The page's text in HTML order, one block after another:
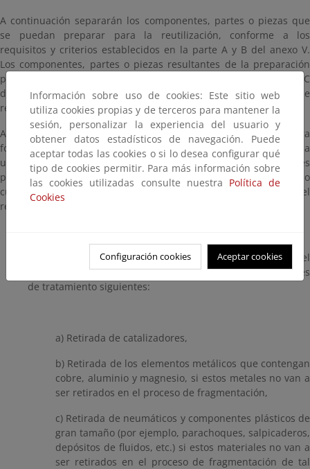
A continuación separarán los componentes, partes o piezas que
se puedan preparar para la reutilización, conforme a los
requisitos y criterios establecidos en la parte A y B del anexo V.
Los componentes, partes o piezas resultantes de la preparación
para la reutilización, con el certificado mencionado en la parte C
del anexo V del Real Decreto, no tendrán la consideración de
residuos
Así mismo, los CAT realizarán las operaciones de tratamiento para
fomentar el reciclado, establecidas en el anexo IV.2 y entregarán a
un gestor autorizado todos los materiales, piezas y componentes
procedentes de estas operaciones de tratamiento, priorizando
cuando sea viable desde el punto de vista medioambiental el
reciclado frente a otras formas de valorización:
2. Para fomentar la preparación para la reutilización y el
reciclado, se realizarán todas y cada una de las operaciones
de tratamiento siguientes:
a) Retirada de catalizadores,
b) Retirada de los elementos metálicos que contengan
cobre, aluminio y magnesio, si estos metales no van a
ser retirados en el proceso de fragmentación,
c) Retirada de neumáticos y componentes plásticos de
gran tamaño (por ejemplo, parachoques, salpicaderos,
depósitos de fluidos, etc.) si estos materiales no van a
ser retirados en el proceso de fragmentación de tal
Información sobre uso de cookies: Este sitio web
utiliza cookies propias y de terceros para mantener la
sesión, personalizar la experiencia del usuario y
obtener datos estadísticos de navegación. Puede
aceptar todas las cookies o si lo desea configurar qué
tipo de cookies permitir. Para más información sobre
las cookies utilizadas consulte nuestra Política de
Cookies
Configuración cookies Aceptar cookies